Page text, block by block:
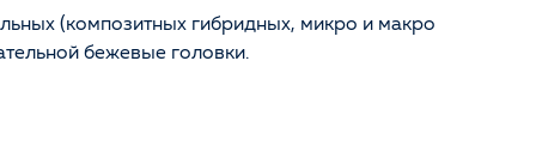
(композитных гибридных, микро и макро
бежевые головки.